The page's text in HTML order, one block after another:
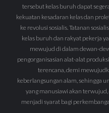
tersebut kelas buruh dapat
kekuatan kesadaran kelas dan
ke revolusi sosialis. Tatanan
kelas buruh dan rakyat pekerja
mewujud di dalam dewan-
pengorganisasian alat-alat
terencana, demi
keberlangsungan alam, sehingga
yang manusiawi akan
menjadi syarat bagi